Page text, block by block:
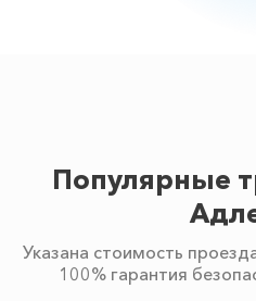
Популярные
Указана стоимость
100% гарантия